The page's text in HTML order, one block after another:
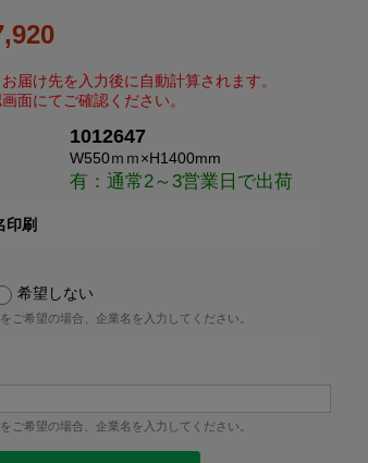
1012647
W550ｍｍ×H1400mm
有：通常2～3営業日で出荷
印刷
希望しない
ご希望の場合、企業名を入力してください。
ご希望の場合、企業名を入力してください。